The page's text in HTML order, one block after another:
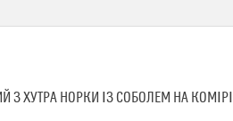
ХУТРА НОРКИ ІЗ СОБОЛЕМ НА КОМІРІ